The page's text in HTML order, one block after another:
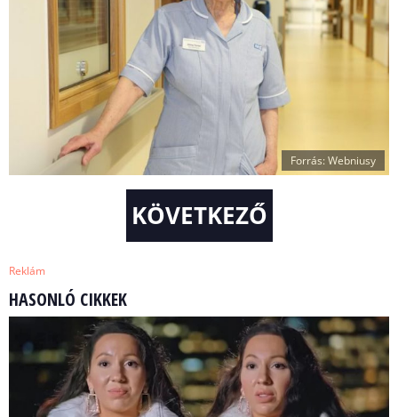
Forrás: Webniusy
KÖVETKEZŐ
Reklám
HASONLÓ CIKKEK